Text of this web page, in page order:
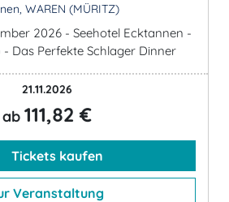
WAREN (MÜRITZ)
2026 - Seehotel Ecktannen -
- Das Perfekte Schlager Dinner
21.11.2026
ab 111,82 €
Tickets kaufen
Veranstaltung